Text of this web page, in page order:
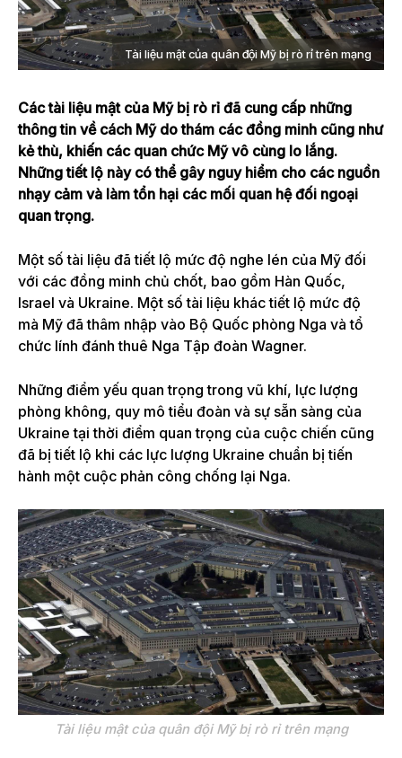
Tài liệu mật của quân đội Mỹ bị rò rỉ trên mạng
Các tài liệu mật của Mỹ bị rò rỉ đã cung cấp những
thông tin về cách Mỹ do thám các đồng minh cũng như
kẻ thù, khiến các quan chức Mỹ vô cùng lo lắng.
Những tiết lộ này có thể gây nguy hiểm cho các nguồn
nhạy cảm và làm tổn hại các mối quan hệ đối ngoại
quan trọng.
Một số tài liệu đã tiết lộ mức độ nghe lén của Mỹ đối
với các đồng minh chủ chốt, bao gồm Hàn Quốc,
Israel và Ukraine. Một số tài liệu khác tiết lộ mức độ
mà Mỹ đã thâm nhập vào Bộ Quốc phòng Nga và tổ
chức lính đánh thuê Nga Tập đoàn Wagner.
Những điểm yếu quan trọng trong vũ khí, lực lượng
phòng không, quy mô tiểu đoàn và sự sẵn sàng của
Ukraine tại thời điểm quan trọng của cuộc chiến cũng
đã bị tiết lộ khi các lực lượng Ukraine chuẩn bị tiến
hành một cuộc phản công chống lại Nga.
Tài liệu mật của quân đội Mỹ bị rò rỉ trên mạng